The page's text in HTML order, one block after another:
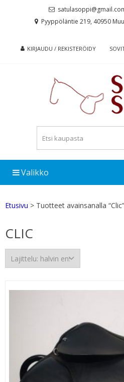
Pyyppöläntie 219, 40950
KIRJAUDU / REKISTERÖIDY
Valikko
Etusivu > Tuotteet avainsanalla “Clic”
CLIC